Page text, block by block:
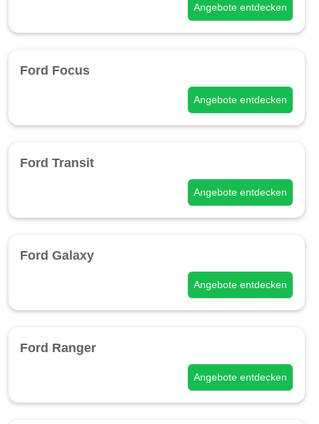
Angebote entdecken
Ford Focus
Angebote entdecken
Ford Transit
Angebote entdecken
Ford Galaxy
Angebote entdecken
Ford Ranger
Angebote entdecken